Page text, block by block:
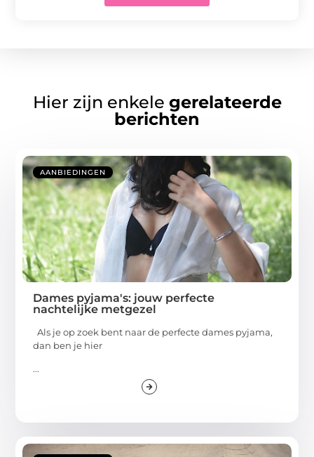
Hier zijn enkele gerelateerde
berichten
AANBIEDINGEN
Dames pyjama's: jouw perfecte
nachtelijke metgezel
Als je op zoek bent naar de perfecte dames pyjama,
dan ben je hier
...